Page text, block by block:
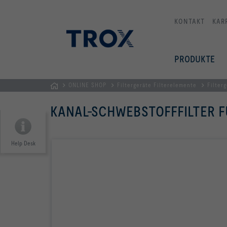
KONTAKT
PRODUKTE
AUSTRIA
ONLINE SHOP Filtergeräte Filterelemente
Help Desk
KANAL-SCHWEBSTOFFFILTER